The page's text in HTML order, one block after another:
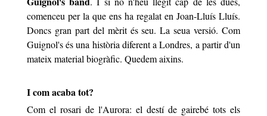
comenceu per la que ens ha regalat en Joan-Lluís Lluís.
Doncs gran part del mèrit és seu. La seua versió. Com
Guignol's és una història diferent a Londres, a partir d'un
mateix material biogràfic. Quedem aixins.
I com acaba tot?
Com el rosari de l'Aurora: el destí de gairebé tots els